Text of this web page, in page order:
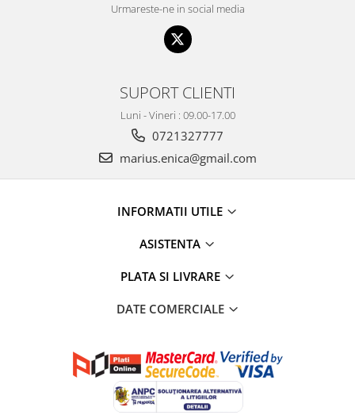
Urmareste-ne in social media
SUPORT CLIENTI
Luni - Vineri : 09.00-17.00
0721327777
marius.enica@gmail.com
INFORMATII UTILE
ASISTENTA
PLATA SI LIVRARE
DATE COMERCIALE